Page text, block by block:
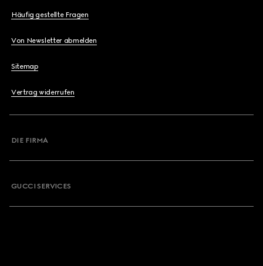
Häufig gestellte Fragen
Von Newsletter abmelden
Sitemap
Vertrag widerrufen
DIE FIRMA
GUCCI SERVICES